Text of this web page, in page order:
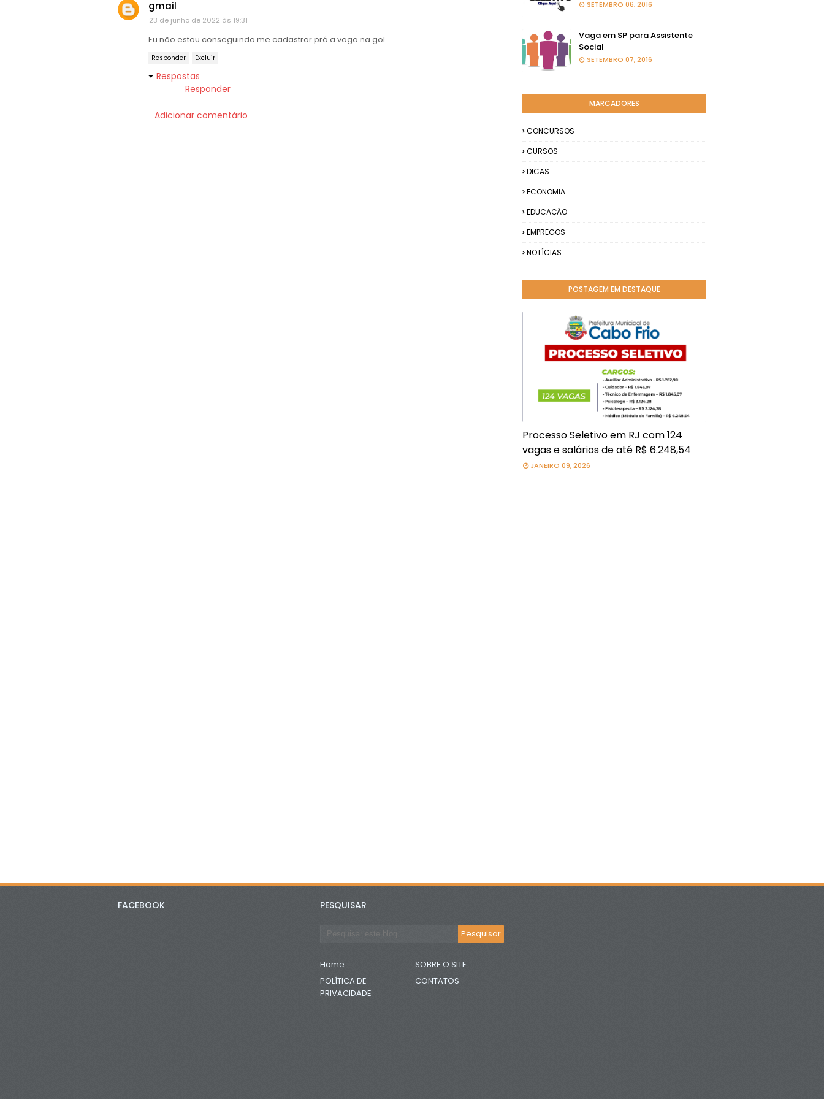
gmail
23 de junho de 2022 às 19:31
Eu não estou conseguindo me cadastrar prá a vaga na gol
Responder Excluir
Respostas
Responder
Adicionar comentário
SETEMBRO 06, 2016
Vaga em SP para Assistente
Social
SETEMBRO 07, 2016
MARCADORES
CONCURSOS
CURSOS
DICAS
ECONOMIA
EDUCAÇÃO
EMPREGOS
NOTÍCIAS
POSTAGEM EM DESTAQUE
Processo Seletivo em RJ com 124
vagas e salários de até R$ 6.248,54
JANEIRO 09, 2026
FACEBOOK PESQUISAR
Home
SOBRE O SITE
POLÍTICA DE
PRIVACIDADE
CONTATOS